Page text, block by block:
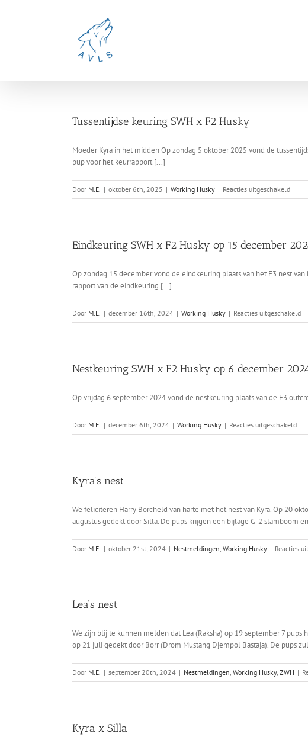
Tussentijdse keuring SWH x F2 Husky
Moeder Kyra in het midden Op zondag 5 oktober 2025 vond de
pup voor het keurrapport [...]
Door M.E. | oktober 6th, 2025 | Working Husky | Reacties uitgeschakeldvoor
F2
Eindkeuring SWH x F2 Husky op 15 december
Op zondag 15 december vond de eindkeuring plaats van het F3 nest
rapport van de eindkeuring [...]
Door M.E. | december 16th, 2024 | Working Husky | Reacties uitgeschakeld
15
Nestkeuring SWH x F2 Husky op 6 december
Op vrijdag 6 september 2024 vond de nestkeuring plaats van de F3
Door M.E. | december 6th, 2024 | Working Husky | Reacties uitgeschakeldvoor
6
Kyra’s nest
We feliciteren Harry Borcheld van harte met het nest van Kyra. Op 20
augustus gedekt door Silla. De pups krijgen een bijlage G-2 stamboom
Door M.E. | oktober 21st, 2024 | Nestmeldingen, Working Husky | Reacties
Lea’s nest
We zijn blij te kunnen melden dat Lea (Raksha) op 19 september 7
op 21 juli gedekt door Borr (Drom Mustang Djempol Bastaja). De pups
Door M.E. | september 20th, 2024 | Nestmeldingen, Working Husky, ZWH |
Kyra x Silla